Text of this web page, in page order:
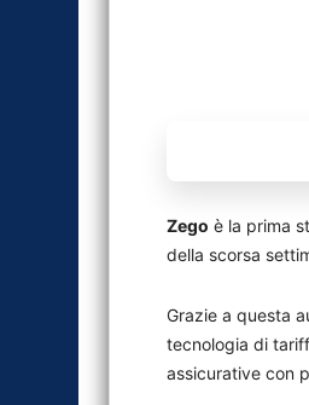
Zego è la prima
della scorsa
Grazie a questa
tecnologia di
assicurative con